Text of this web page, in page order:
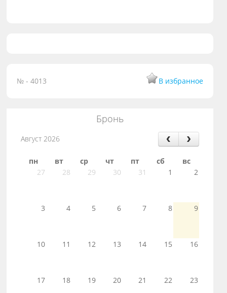
№ - 4013 В избранное
Бронь
Август 2026
пн вт ср чт пт сб
вс
27
28 29 30 31 1 2
3 4 5 6 7 8 9
10 11 12 13 14 15 16
17 18 19 20 21 22 23